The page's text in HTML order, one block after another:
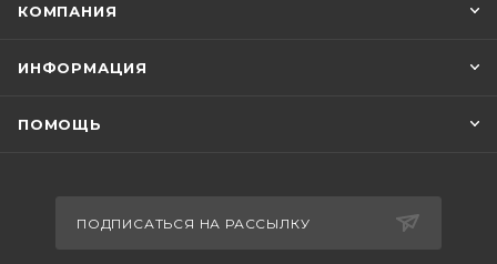
КОМПАНИЯ
ИНФОРМАЦИЯ
ПОМОЩЬ
ПОДПИСАТЬСЯ НА РАССЫЛКУ